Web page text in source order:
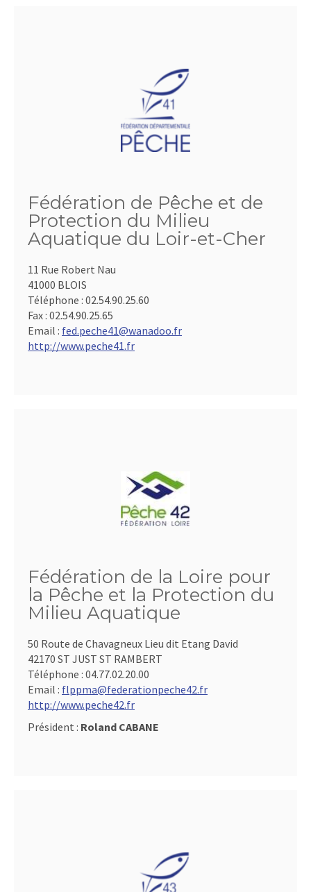
Fédération de Pêche et de
Protection du Milieu
Aquatique du Loir-et-Cher
11 Rue Robert Nau
41000 BLOIS
Téléphone : 02.54.90.25.60
Fax : 02.54.90.25.65
Email : fed.peche41@wanadoo.fr
http://www.peche41.fr
Fédération de la Loire pour
la Pêche et la Protection du
Milieu Aquatique
50 Route de Chavagneux Lieu dit Etang David
42170 ST JUST ST RAMBERT
Téléphone : 04.77.02.20.00
Email : flppma@federationpeche42.fr
http://www.peche42.fr
Président : Roland CABANE